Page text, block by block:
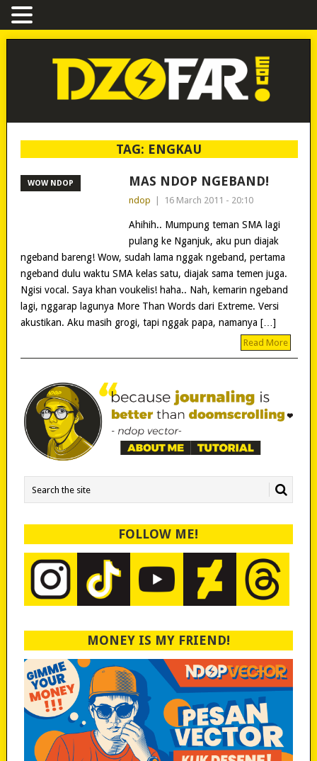
TAG: ENGKAU
WOW NDOP MAS NDOP NGEBAND!
ndop 16 March 2011 - 20:10
Ahihih.. Mumpung teman SMA lagi
pulang ke Nganjuk, aku pun diajak
ngeband bareng! Wow, sudah lama nggak ngeband, pertama
ngeband dulu waktu SMA kelas satu, diajak sama temen juga.
Ngisi vocal. Saya khan voukelis! haha.. Nah, kemarin ngeband
lagi, nggarap lagunya More Than Words dari Extreme. Versi
akustikan. Aku masih grogi, tapi nggak papa, namanya […]
Read More
FOLLOW ME!
MONEY IS MY FRIEND!